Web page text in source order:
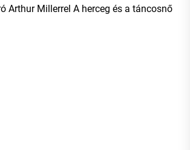
Arthur Millerrel A herceg és a táncosnő